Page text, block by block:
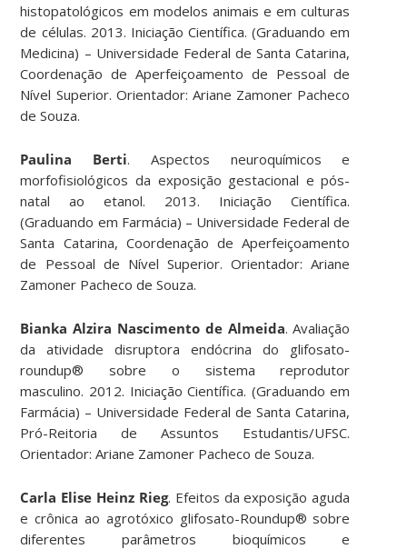
histopatológicos em modelos animais e em culturas
de células. 2013. Iniciação Científica. (Graduando em
Medicina) – Universidade Federal de Santa Catarina,
Coordenação de Aperfeiçoamento de Pessoal de
Nível Superior. Orientador: Ariane Zamoner Pacheco
de Souza.
Paulina Berti. Aspectos neuroquímicos e
morfofisiológicos da exposição gestacional e pós-
natal ao etanol. 2013. Iniciação Científica.
(Graduando em Farmácia) – Universidade Federal de
Santa Catarina, Coordenação de Aperfeiçoamento
de Pessoal de Nível Superior. Orientador: Ariane
Zamoner Pacheco de Souza.
Bianka Alzira Nascimento de Almeida. Avaliação
da atividade disruptora endócrina do glifosato-
roundup® sobre o sistema reprodutor
masculino. 2012. Iniciação Científica. (Graduando em
Farmácia) – Universidade Federal de Santa Catarina,
Pró-Reitoria de Assuntos Estudantis/UFSC.
Orientador: Ariane Zamoner Pacheco de Souza.
Carla Elise Heinz Rieg. Efeitos da exposição aguda
e crônica ao agrotóxico glifosato-Roundup® sobre
diferentes parâmetros bioquímicos e